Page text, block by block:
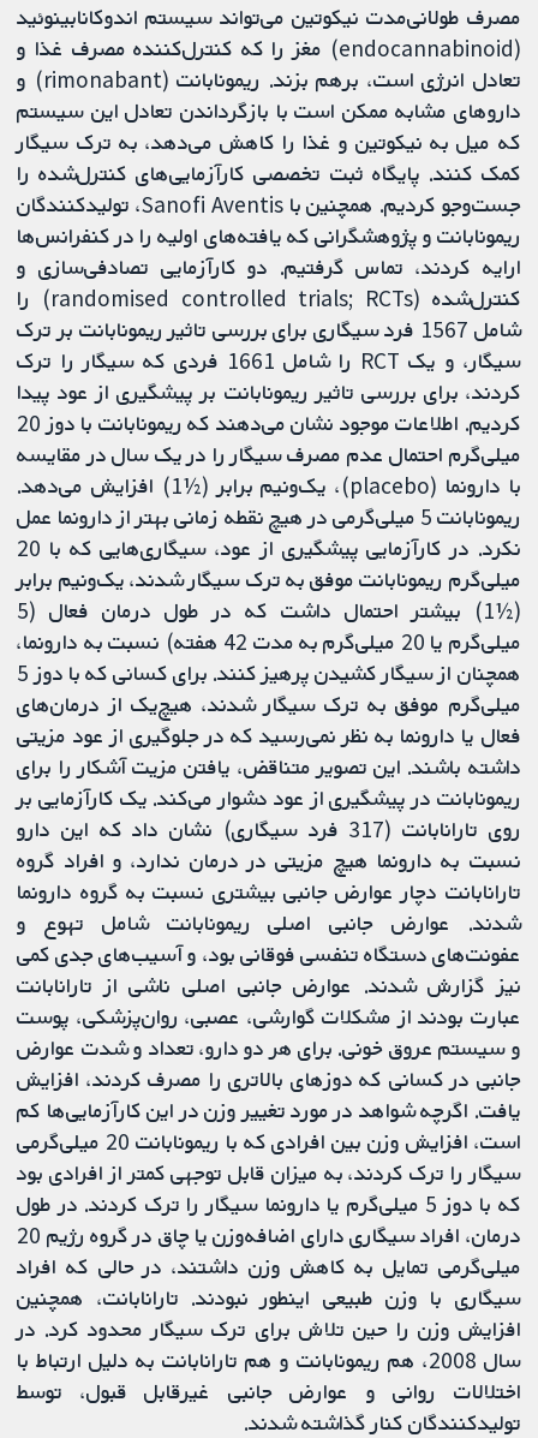
مصرف طولانی‌مدت نیکوتین می‌تواند سیستم اندوکانابینوئید
(endocannabinoid) مغز را که کنترل‌کننده مصرف غذا و
تعادل انرژی است، برهم بزند. ریمونابانت (rimonabant) و
داروهای مشابه ممکن است با بازگرداندن تعادل این سیستم
که میل به نیکوتین و غذا را کاهش می‌دهد، به ترک سیگار
کمک کنند. پایگاه ثبت تخصصی کارآزمایی‌های کنترل‌شده را
جست‌وجو کردیم. همچنین با Sanofi Aventis، تولیدکنندگان
ریمونابانت و پژوهشگرانی که یافته‌های اولیه را در کنفرانس‌ها
ارایه کردند، تماس گرفتیم. دو کارآزمایی تصادفی‌سازی و
کنترل‌شده (randomised controlled trials; RCTs) را
شامل 1567 فرد سیگاری برای بررسی تاثیر ریمونابانت بر ترک
سیگار، و یک RCT را شامل 1661 فردی که سیگار را ترک
کردند، برای بررسی تاثیر ریمونابانت بر پیشگیری از عود پیدا
کردیم. اطلاعات موجود نشان می‌دهند که ریمونابانت با دوز 20
میلی‌گرم احتمال عدم مصرف سیگار را در یک سال در مقایسه
با دارونما (placebo)، یک‌ونیم برابر (½1) افزایش می‌دهد.
ریمونابانت 5 میلی‌گرمی در هیچ نقطه زمانی بهتر از دارونما عمل
نکرد. در کارآزمایی پیشگیری از عود، سیگاری‌هایی که با 20
میلی‌گرم ریمونابانت موفق به ترک سیگار شدند، یک‌ونیم برابر
(½1) بیشتر احتمال داشت که در طول درمان فعال (5
میلی‌گرم یا 20 میلی‌گرم به مدت 42 هفته) نسبت به دارونما،
همچنان از سیگار کشیدن پرهیز کنند. برای کسانی که با دوز 5
میلی‌گرم موفق به ترک سیگار شدند، هیچ‌یک از درمان‌های
فعال یا دارونما به نظر نمی‌رسید که در جلوگیری از عود مزیتی
داشته باشند. این تصویر متناقض، یافتن مزیت آشکار را برای
ریمونابانت در پیشگیری از عود دشوار می‌کند. یک کارآزمایی بر
روی تارانابانت (317 فرد سیگاری) نشان داد که این دارو
نسبت به دارونما هیچ مزیتی در درمان ندارد، و افراد گروه
تارانابانت دچار عوارض جانبی بیشتری نسبت به گروه دارونما
شدند. عوارض جانبی اصلی ریمونابانت شامل تهوع و
عفونت‌های دستگاه تنفسی فوقانی بود، و آسیب‌های جدی کمی
نیز گزارش شدند. عوارض جانبی اصلی ناشی از تارانابانت
عبارت بودند از مشکلات گوارشی، عصبی، روان‌پزشکی، پوست
و سیستم عروق خونی. برای هر دو دارو، تعداد و شدت عوارض
جانبی در کسانی که دوزهای بالاتری را مصرف کردند، افزایش
یافت. اگرچه شواهد در مورد تغییر وزن در این کارآزمایی‌ها کم
است، افزایش وزن بین افرادی که با ریمونابانت 20 میلی‌گرمی
سیگار را ترک کردند، به میزان قابل توجهی کمتر از افرادی بود
که با دوز 5 میلی‌گرم یا دارونما سیگار را ترک کردند. در طول
درمان، افراد سیگاری دارای اضافه‌وزن یا چاق در گروه رژیم 20
میلی‌گرمی تمایل به کاهش وزن داشتند، در حالی که افراد
سیگاری با وزن طبیعی اینطور نبودند. تارانابانت، همچنین
افزایش وزن را حین تلاش برای ترک سیگار محدود کرد. در
سال 2008، هم ریمونابانت و هم تارانابانت به دلیل ارتباط با
اختلالات روانی و عوارض جانبی غیرقابل قبول، توسط
تولیدکنندگان کنار گذاشته شدند.